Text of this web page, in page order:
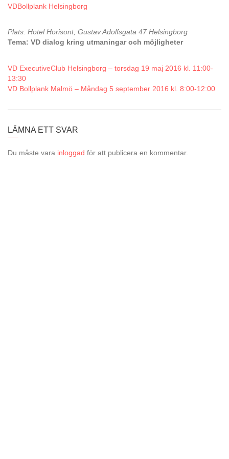
VDBollplank Helsingborg
Plats: Hotel Horisont, Gustav Adolfsgata 47 Helsingborg
Tema: VD dialog kring utmaningar och möjligheter
VD ExecutiveClub Helsingborg – torsdag 19 maj 2016 kl. 11:00-
13:30
VD Bollplank Malmö – Måndag 5 september 2016 kl. 8:00-12:00
LÄMNA ETT SVAR
Du måste vara inloggad för att publicera en kommentar.